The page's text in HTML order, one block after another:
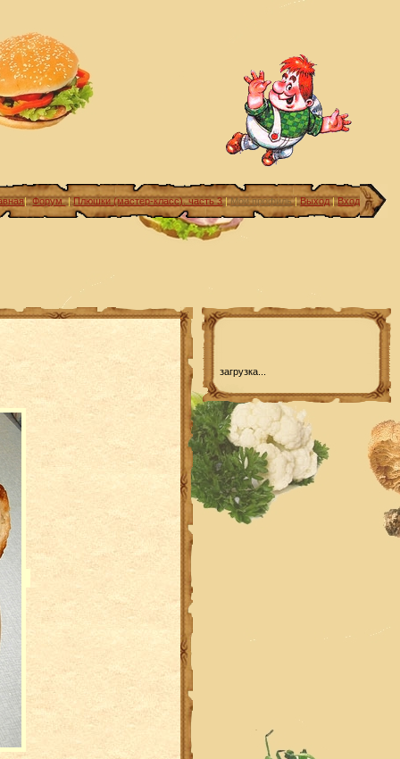
|Форум|Плюшки (мастер-класс). часть 3|Мой профиль|Выход|Вход
загрузка...